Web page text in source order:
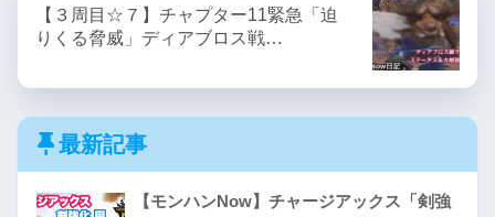
【３周目☆７】チャプター11緊急「迫
りくる脅威」ディアブロス戦…
最新記事
【モンハンNow】チャージアックス「剣強